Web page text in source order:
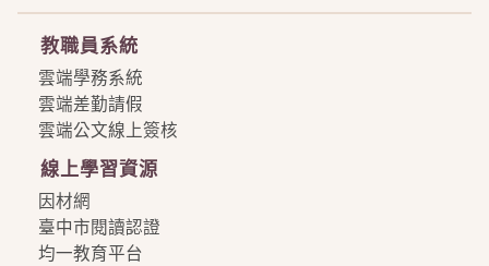
教職員系統
雲端學務系統
雲端差勤請假
雲端公文線上簽核
線上學習資源
因材網
臺中市閱讀認證
均一教育平台